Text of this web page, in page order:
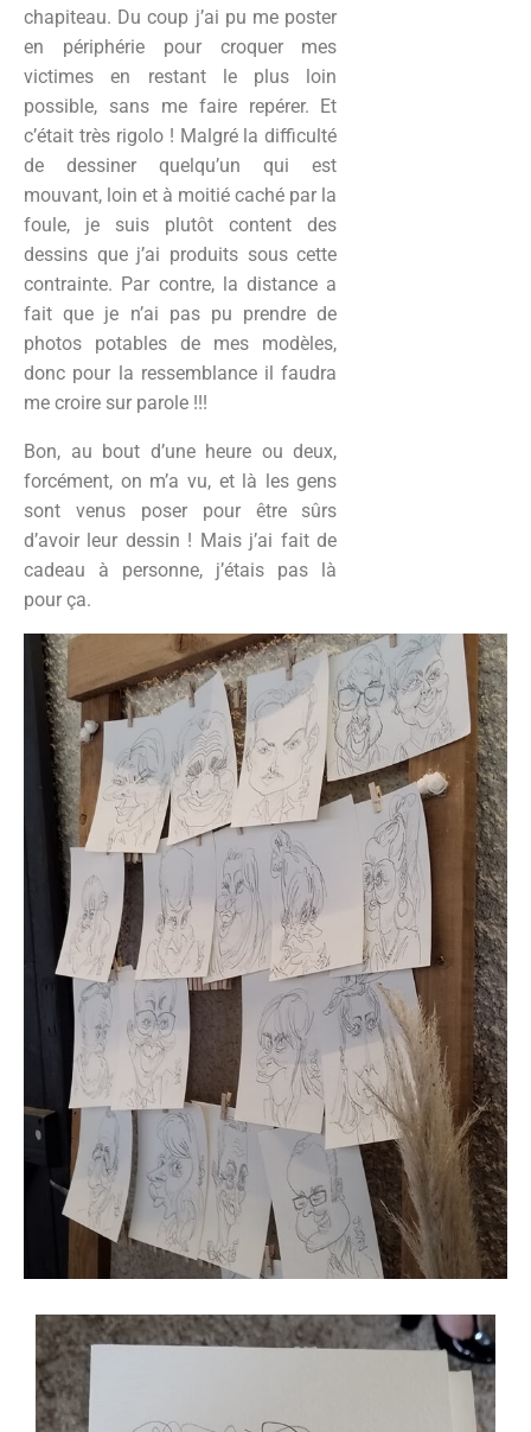
chapiteau. Du coup j’ai pu me poster
en périphérie pour croquer mes
victimes en restant le plus loin
possible, sans me faire repérer. Et
c’était très rigolo ! Malgré la difficulté
de dessiner quelqu’un qui est
mouvant, loin et à moitié caché par la
foule, je suis plutôt content des
dessins que j’ai produits sous cette
contrainte. Par contre, la distance a
fait que je n’ai pas pu prendre de
photos potables de mes modèles,
donc pour la ressemblance il faudra
me croire sur parole !!!
Bon, au bout d’une heure ou deux,
forcément, on m’a vu, et là les gens
sont venus poser pour être sûrs
d’avoir leur dessin ! Mais j’ai fait de
cadeau à personne, j’étais pas là
pour ça.